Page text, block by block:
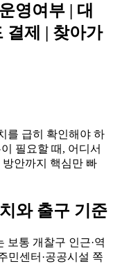
영여부 | 대
결제 | 찾아가
를 급히 확인해야 하
필요할 때, 어디서
안까지 핵심만 빠
와 출구 기준
보통 개찰구 인근·역
민센터·공공시설 쪽